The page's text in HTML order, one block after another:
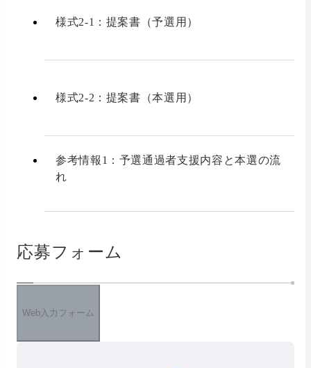
様式2-1：提案書（予選用）
様式2-2：提案書（本選用）
参考情報1：予選通過者支援内容と本選の流
れ
応募フォーム
Web入力フォーム